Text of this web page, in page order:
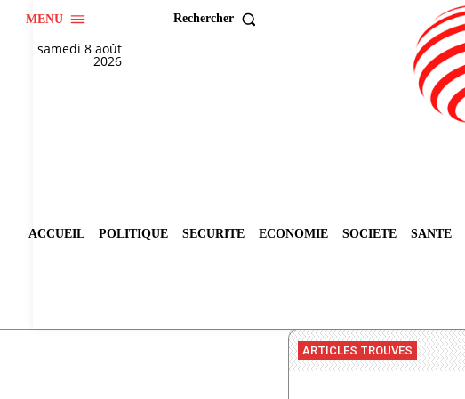
MENU Rechercher
samedi 8 août
2026
ACCUEIL POLITIQUE SECURITE ECONOMIE SOCIETE SANTE
ARTICLES TROUVES